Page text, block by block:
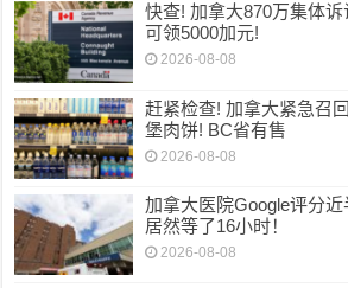
快查! 加拿大870万集体
可领5000加元!
2026-08-08
赶紧检查! 加拿大紧急召
堡肉饼! BC省有售
2026-08-08
加拿大医院Google评分
居然等了16小时！
2026-08-08